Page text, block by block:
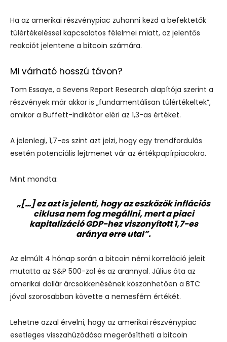
Ha az amerikai részvénypiac zuhanni kezd a befektetők
túlértékeléssel kapcsolatos félelmei miatt, az jelentős
reakciót jelentene a bitcoin számára.
Mi várható hosszú távon?
Tom Essaye, a Sevens Report Research alapítója szerint a
részvények már akkor is „fundamentálisan túlértékeltek”,
amikor a Buffett-indikátor eléri az 1,3-as értéket.
A jelenlegi, 1,7-es szint azt jelzi, hogy egy trendfordulás
esetén potenciális lejtmenet vár az értékpapírpiacokra.
Mint mondta:
„[…] ez azt is jelenti, hogy az eszközök inflációs
ciklusa nem fog megállni, mert a piaci
kapitalizáció GDP-hez viszonyított 1,7-es
aránya erre utal”.
Az elmúlt 4 hónap során a bitcoin némi korreláció jeleit
mutatta az S&P 500-zal és az arannyal. Július óta az
amerikai dollár árcsökkenésének köszönhetően a BTC
jóval szorosabban követte a nemesfém értékét.
Lehetne azzal érvelni, hogy az amerikai részvénypiac
esetleges visszahúzódása megerősítheti a bitcoin